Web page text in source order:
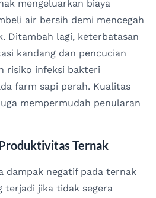
mengeluarkan biaya
air bersih demi mencegah
Ditambah lagi, keterbatasan
kandang dan pencucian
risiko infeksi bakteri
farm sapi perah. Kualitas
mempermudah penularan
Ternak
dampak negatif pada ternak
terjadi jika tidak segera